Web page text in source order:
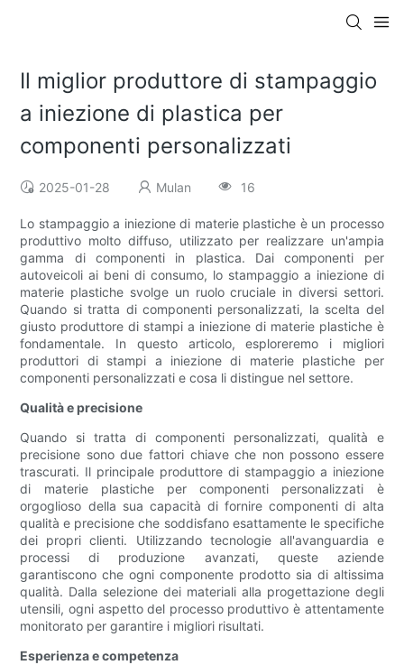
Il miglior produttore di stampaggio
a iniezione di plastica per
componenti personalizzati
2025-01-28 Mulan 16
Lo stampaggio a iniezione di materie plastiche è un processo
produttivo molto diffuso, utilizzato per realizzare un'ampia
gamma di componenti in plastica. Dai componenti per
autoveicoli ai beni di consumo, lo stampaggio a iniezione di
materie plastiche svolge un ruolo cruciale in diversi settori.
Quando si tratta di componenti personalizzati, la scelta del
giusto produttore di stampi a iniezione di materie plastiche è
fondamentale. In questo articolo, esploreremo i migliori
produttori di stampi a iniezione di materie plastiche per
componenti personalizzati e cosa li distingue nel settore.
Qualità e precisione
Quando si tratta di componenti personalizzati, qualità e
precisione sono due fattori chiave che non possono essere
trascurati. Il principale produttore di stampaggio a iniezione
di materie plastiche per componenti personalizzati è
orgoglioso della sua capacità di fornire componenti di alta
qualità e precisione che soddisfano esattamente le specifiche
dei propri clienti. Utilizzando tecnologie all'avanguardia e
processi di produzione avanzati, queste aziende
garantiscono che ogni componente prodotto sia di altissima
qualità. Dalla selezione dei materiali alla progettazione degli
utensili, ogni aspetto del processo produttivo è attentamente
monitorato per garantire i migliori risultati.
Esperienza e competenza